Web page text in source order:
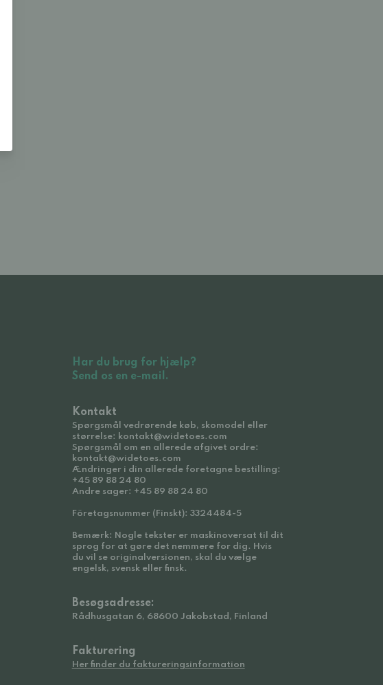
Har du brug for hjælp?
Send os en e-mail.
Kontakt
Spørgsmål vedrørende køb, skomodel eller
størrelse: kontakt@widetoes.com
Spørgsmål om en allerede afgivet ordre:
kontakt@widetoes.com
Ændringer i din allerede foretagne bestilling:
+45 89 88 24 80
Andre sager: +45 89 88 24 80
Företagsnummer (Finskt): 3324484-5
Bemærk: Nogle tekster er maskinoversat til dit
sprog for at gøre det nemmere for dig. Hvis
du vil se originalversionen, skal du vælge
engelsk, svensk eller finsk.
Besøgsadresse:
Rådhusgatan 6, 68600 Jakobstad, Finland
Fakturering
Her finder du faktureringsinformation